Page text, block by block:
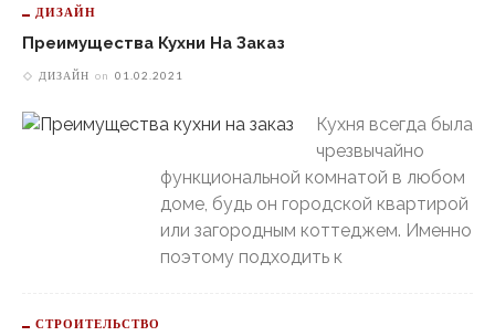
ДИЗАЙН
Преимущества Кухни На Заказ
ДИЗАЙН on 01.02.2021
Кухня всегда была
чрезвычайно
функциональной комнатой в любом
доме, будь он городской квартирой
или загородным коттеджем. Именно
поэтому подходить к
СТРОИТЕЛЬСТВО